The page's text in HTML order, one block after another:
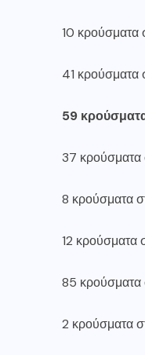
10 κρούσματα
41 κρούσματα
59
37 κρούσματα
8 κρούσματα
12 κρούσματα
85 κρούσματα
2 κρούσματα